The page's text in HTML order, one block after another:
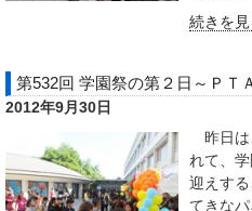
続きを
第532回 学園祭の第２日～ＰＴ
2012年9月30日
昨日は
れて、
迎えす
てきな